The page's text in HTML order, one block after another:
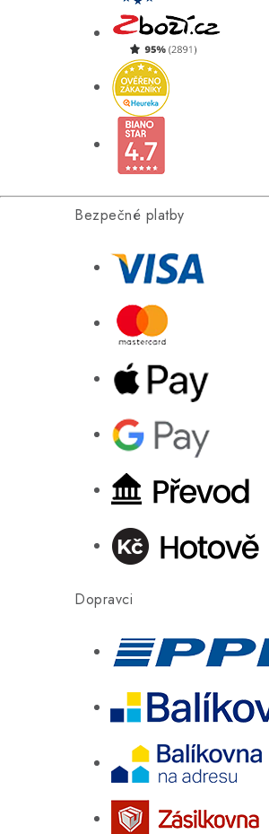
Bezpečné platby
Dopravci